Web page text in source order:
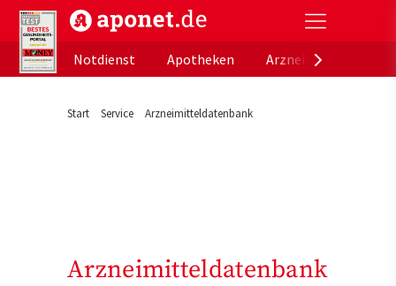
aponet.de - Das offizielle Gesundheitsportal der
Notdienst
Apotheken
Start Service Arzneimitteldatenbank
Arzneimitteldatenbank